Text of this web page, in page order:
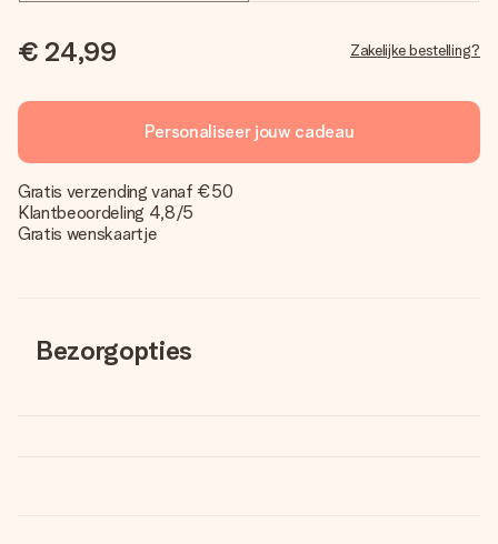
€ 24,99 Zakelijke bestelling?
Personaliseer jouw cadeau
Gratis verzending vanaf €50
Klantbeoordeling 4,8/5
Gratis wenskaartje
Bezorgopties